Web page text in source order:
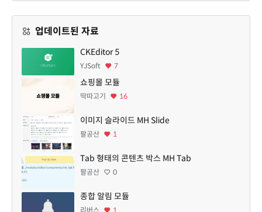
업데이트된 자료
CKEditor 5
YJSoft 7
쇼핑몰 모듈
딱따고기 16
이미지 슬라이드 MH Slide
팔공산 1
Tab 형태의 콘텐츠 박스 MH Tab
팔공산 0
종합 알림 모듈
리버스 1